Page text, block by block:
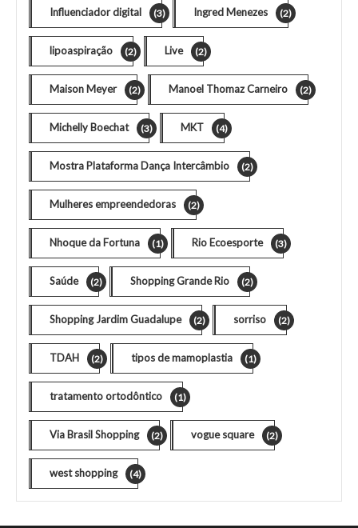
Influenciador digital (3) Ingred Menezes (2)
lipoaspiração (2) Live (2)
Maison Meyer (2) Manoel Thomaz Carneiro (2)
Michelly Boechat (3) MKT (4)
Mostra Plataforma Dança Intercâmbio (2)
Mulheres empreendedoras (2)
Nhoque da Fortuna (1) Rio Ecoesporte (3)
Saúde (2) Shopping Grande Rio (2)
Shopping Jardim Guadalupe (2) sorriso (2)
TDAH (2) tipos de mamoplastia (1)
tratamento ortodôntico (1)
Via Brasil Shopping (2) vogue square (2)
west shopping (4)